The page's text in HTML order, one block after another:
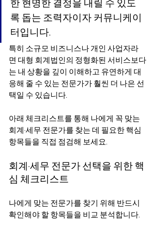
한 현명한 결정을 내릴 수 있도
록 돕는 조력자이자 커뮤니케이
터입니다.
특히 소규모 비즈니스나 개인 사업자라
면 대형 회계법인의 정형화된 서비스보다
는 내 상황을 깊이 이해하고 유연하게 대
응해 줄 수 있는 전문가가 훨씬 더 나은 선
택일 수 있습니다.
아래 체크리스트를 통해 나에게 꼭 맞는
회계·세무 전문가를 찾는 데 필요한 핵심
항목들을 직접 점검해 보세요.
회계·세무 전문가 선택을 위한 핵
심 체크리스트
나에게 맞는 전문가를 찾기 위해 반드시
확인해야 할 항목들을 비교 분석합니다.